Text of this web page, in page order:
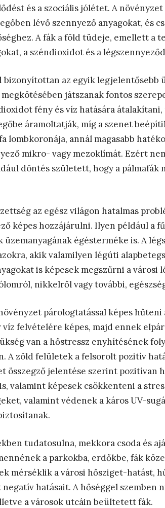
és a szociális jólétet. A
lévő szennyező anyagokat, és
A fák a föld tüdeje, emellett a
a széndioxidot és a
bizonyítottan az egyik legjelentősebb
játszanak fontos
fény és víz hatására
áramoltatják, míg a szenet
lombkoronája, annál magasabb
mikro- vagy mezoklímát. Ezért
döntés született, hogy a
az egész világon hatalmas
képes hozzájárulni. Ilyen például a
üzemanyagának égésterméke is. A
akik valamilyen légúti
is képesek megszűrni a
nikkelről vagy további,
párologtatással képes
felvételére képes, majd ennek
van a hőstressz enyhítésének
A zöld felületek a felsorolt pozitív
összegző jelentése szerint pozitívan
valamint képesek csökkenteni a
valamint védenek a káros UV-
tudatosulna, mekkora csoda és
a parkokba, erdőkbe, fák
mérséklik a városi hősziget-hatást,
negatív hatásait. ​A hőséggel szemben
a városok utcáin beültetett fák.